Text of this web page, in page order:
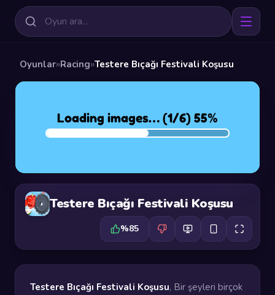
Oyunlar»Racing»Testere Bıçağı Festivali Koşusu
Testere Bıçağı Festivali Koşusu
%85
Testere Bıçağı Festivali Koşusu, Bir şeyleri birçok